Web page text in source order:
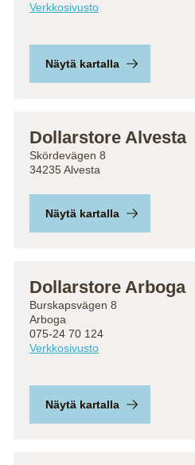
Verkkosivusto
Näytä kartalla
Dollarstore Alvesta
Skördevägen 8
34235 Alvesta
Näytä kartalla
Dollarstore Arboga
Burskapsvägen 8
Arboga
075-24 70 124
Verkkosivusto
Näytä kartalla